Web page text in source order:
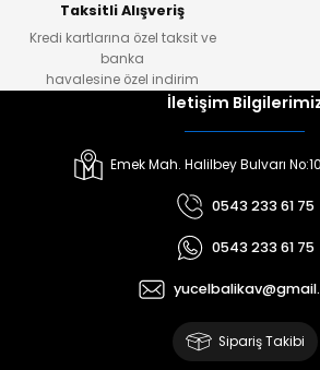
Taksitli Alışveriş
Kredi kartlarına özel taksit ve
banka
havalesine özel indirim
İletişim
Emek Mah. Halilbey Bulvarı
0543 233 61 75
0543 233 61 75
Sipariş Takibi